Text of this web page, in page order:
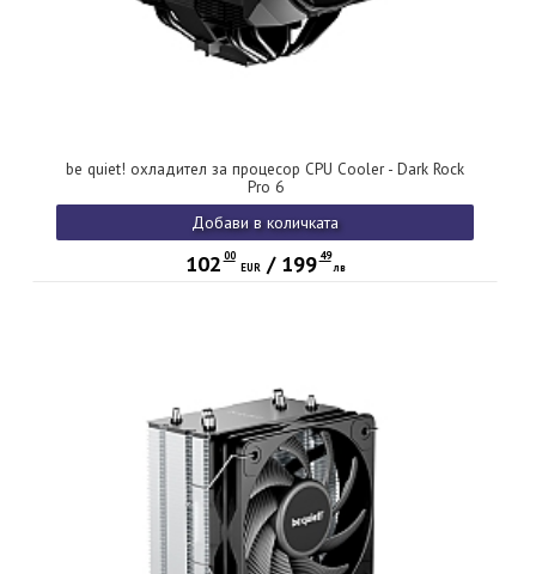
be quiet! охладител за процесор CPU Cooler - Dark Rock
Pro 6
Добави в количката
102 00
EUR/ 199 49
лв